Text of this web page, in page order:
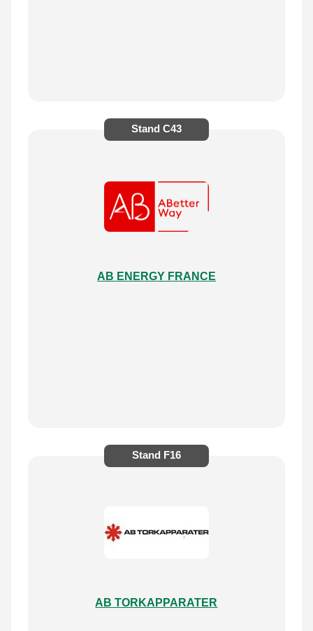
Stand C43
AB ENERGY FRANCE
Stand F16
AB TORKAPPARATER